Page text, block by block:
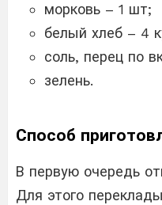
морковь – 1 шт;
белый хлеб – 4
соль, перец по
зелень.
Способ
В первую очередь
Для этого